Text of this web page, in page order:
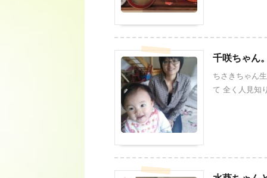
千咲ちゃん
ちさきちゃん
て 全く人見知